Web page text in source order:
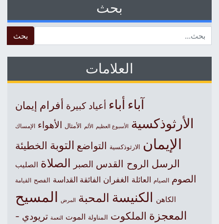
بحث
العلامات
آباءأباء أعياد كبيرة أفرام إيمان
الأرثوذكسية الأسبوع العظيم الألم الأمثال الأهواء الإمساك
الإيمان الارثوذكسية التواضع التوبة الخطيئة
الرسل الروح القدس الصبر الصلاة الصليب
الصوم الصيام العائلة الغفران الفائقة القداسة الفصح القيامة
الكاهن الكنيسةالمحبة المرض المسيح
المعجزة الملكوت المناولة الموت النعمة تريودي -